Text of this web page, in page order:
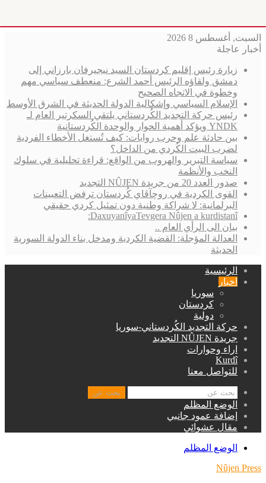
السبت, أغسطس 8 2026
أخبار عاجلة
زيارة رئيس إقليم كردستان السيد نيجيرفان بارزاني إلى
دمشق ولقاؤه الرئيس أحمد الشرع: منعطف سياسي مهم
وخطوة في الاتجاه الصحيح
الإسلام السياسي وإشكالية الدولة الحديثة في الشرق الأوسط
رئيس حركة التجديد الكُردستاني يلتقي السكرتير العام لـ
YNDK ويؤكد أهمية الحوار والوحدة الكُردستانية
بين حادثة علم وحرب روايات: كيف تُستغل الأخطاء الفردية
لضرب البيت الكُردي من الداخل؟
سياسة التبرير والهروب من الواقع: قراءة تحليلية في سلوك
النخب والأنظمة
صدور العدد 20 من جريدة NÛJEN التجديد
القوى الكردية في روچآڤاي كُردستان ترفض التعيينات
البرلمانية: لا شراكة وطنية دون تمثيل كردي حقيقي
DaxuyanîyaTevgera Nûjen a kurdistanî:
بيان الى الرأي العام ..
العدالة المؤجلة: القضية الكردية ومدخل بناء الدولة السورية
الحديثة
الرئيسية
اخبار
سوريا
كردستان
دولية
حركة التجديد الكُردستاني-سوريا
جريدة NÛJEN التجديد
اراء وحوارات
Kurdî
للتواصل معنا
بحث عن
الوضع المظلم
إضافة عمود جانبي
مقال عشوائي
الوضع المظلم
Nûjen Press